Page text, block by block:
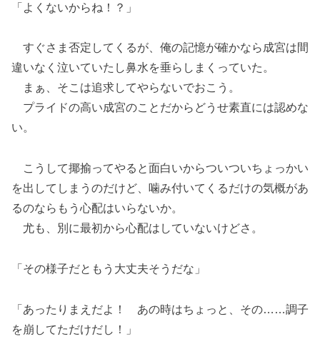
「よくないからね！？」
すぐさま否定してくるが、俺の記憶が確かなら成宮は間
違いなく泣いていたし鼻水を垂らしまくっていた。
まぁ、そこは追求してやらないでおこう。
プライドの高い成宮のことだからどうせ素直には認めな
い。
こうして揶揄ってやると面白いからついついちょっかい
を出してしまうのだけど、噛み付いてくるだけの気概があ
るのならもう心配はいらないか。
尤も、別に最初から心配はしていないけどさ。
「その様子だともう大丈夫そうだな」
「あったりまえだよ！ あの時はちょっと、その……調子
を崩してただけだし！」